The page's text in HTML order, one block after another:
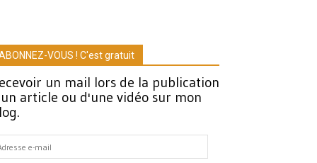
VOUS ! C'est gratuit
un mail lors de la publication
article ou d'une vidéo sur mon